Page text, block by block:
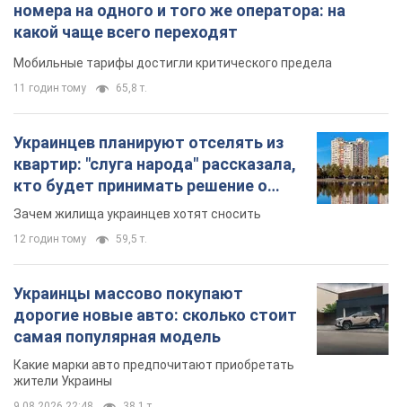
номера на одного и того же оператора: на
какой чаще всего переходят
Мобильные тарифы достигли критического предела
11 годин тому 65,8 т.
Украинцев планируют отселять из
квартир: "слуга народа" рассказала,
кто будет принимать решение о
сносе домов
Зачем жилища украинцев хотят сносить
12 годин тому 59,5 т.
Украинцы массово покупают
дорогие новые авто: сколько стоит
самая популярная модель
Какие марки авто предпочитают приобретать
жители Украины